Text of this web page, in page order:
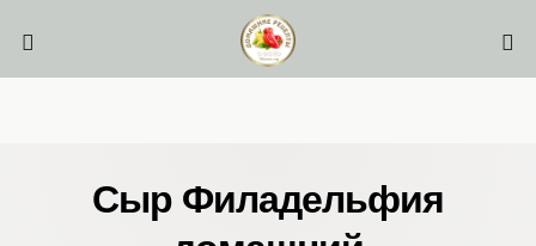
Сыр Филадельфия